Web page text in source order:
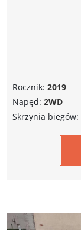
Rocznik: 2019
Napęd: 2WD
Skrzynia biegów: